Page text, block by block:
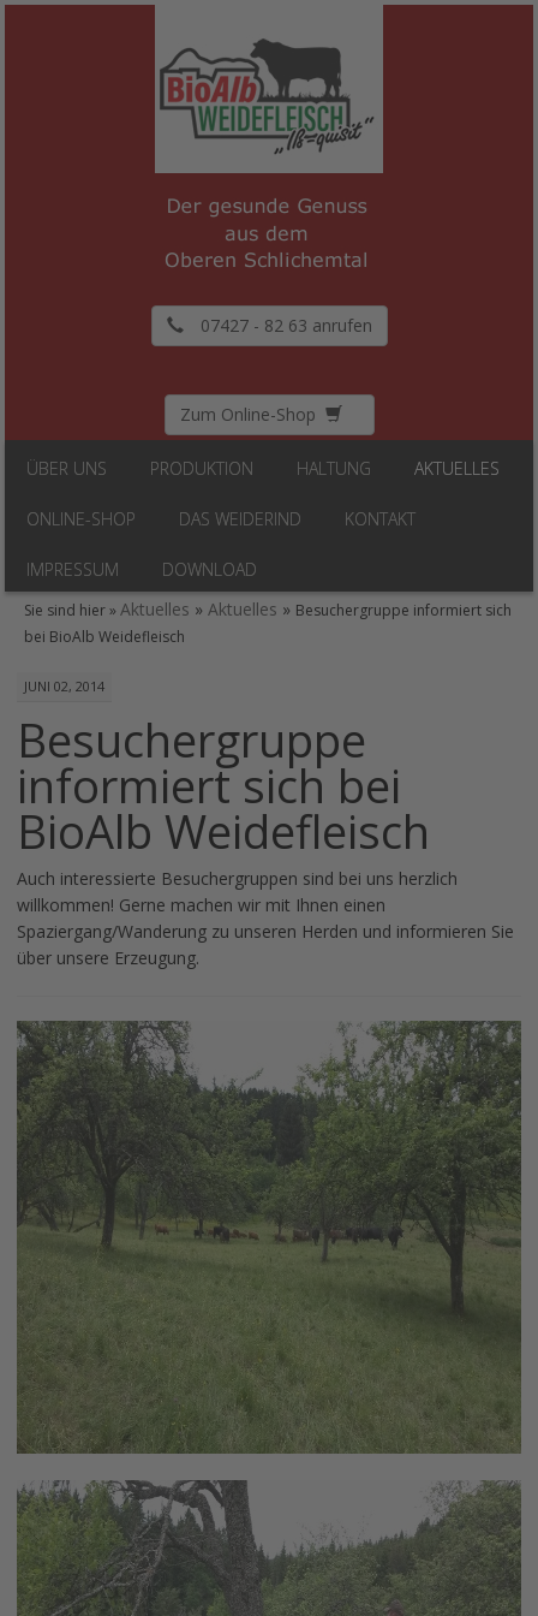
07427 - 82 63 anrufen
Zum Online-Shop
ÜBER UNS PRODUKTION HALTUNG AKTUELLES
ONLINE-SHOP DAS WEIDERIND KONTAKT
IMPRESSUM DOWNLOAD
Sie sind hier »Aktuelles » Aktuelles » Besuchergruppe informiert sich
bei BioAlb Weidefleisch
JUNI 02, 2014
Besuchergruppe
informiert sich bei
BioAlb Weidefleisch
Auch interessierte Besuchergruppen sind bei uns herzlich
willkommen! Gerne machen wir mit Ihnen einen
Spaziergang/Wanderung zu unseren Herden und informieren Sie
über unsere Erzeugung.